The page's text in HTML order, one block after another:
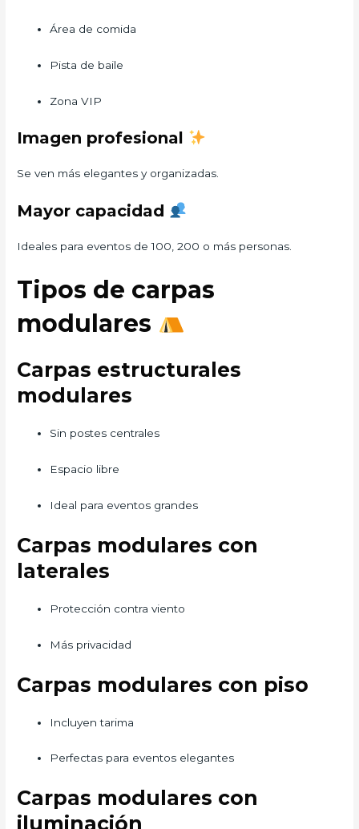
Área de comida
Pista de baile
Zona VIP
Imagen profesional
Se ven más elegantes y organizadas.
Mayor capacidad
Ideales para eventos de 100, 200 o más personas.
Tipos de carpas
modulares
Carpas estructurales
modulares
Sin postes centrales
Espacio libre
Ideal para eventos grandes
Carpas modulares con
laterales
Protección contra viento
Más privacidad
Carpas modulares con piso
Incluyen tarima
Perfectas para eventos elegantes
Carpas modulares con
iluminación